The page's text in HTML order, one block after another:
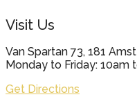
Visit Us
Van Spartan 73, 181
Monday to Friday: 10am
Get Directions